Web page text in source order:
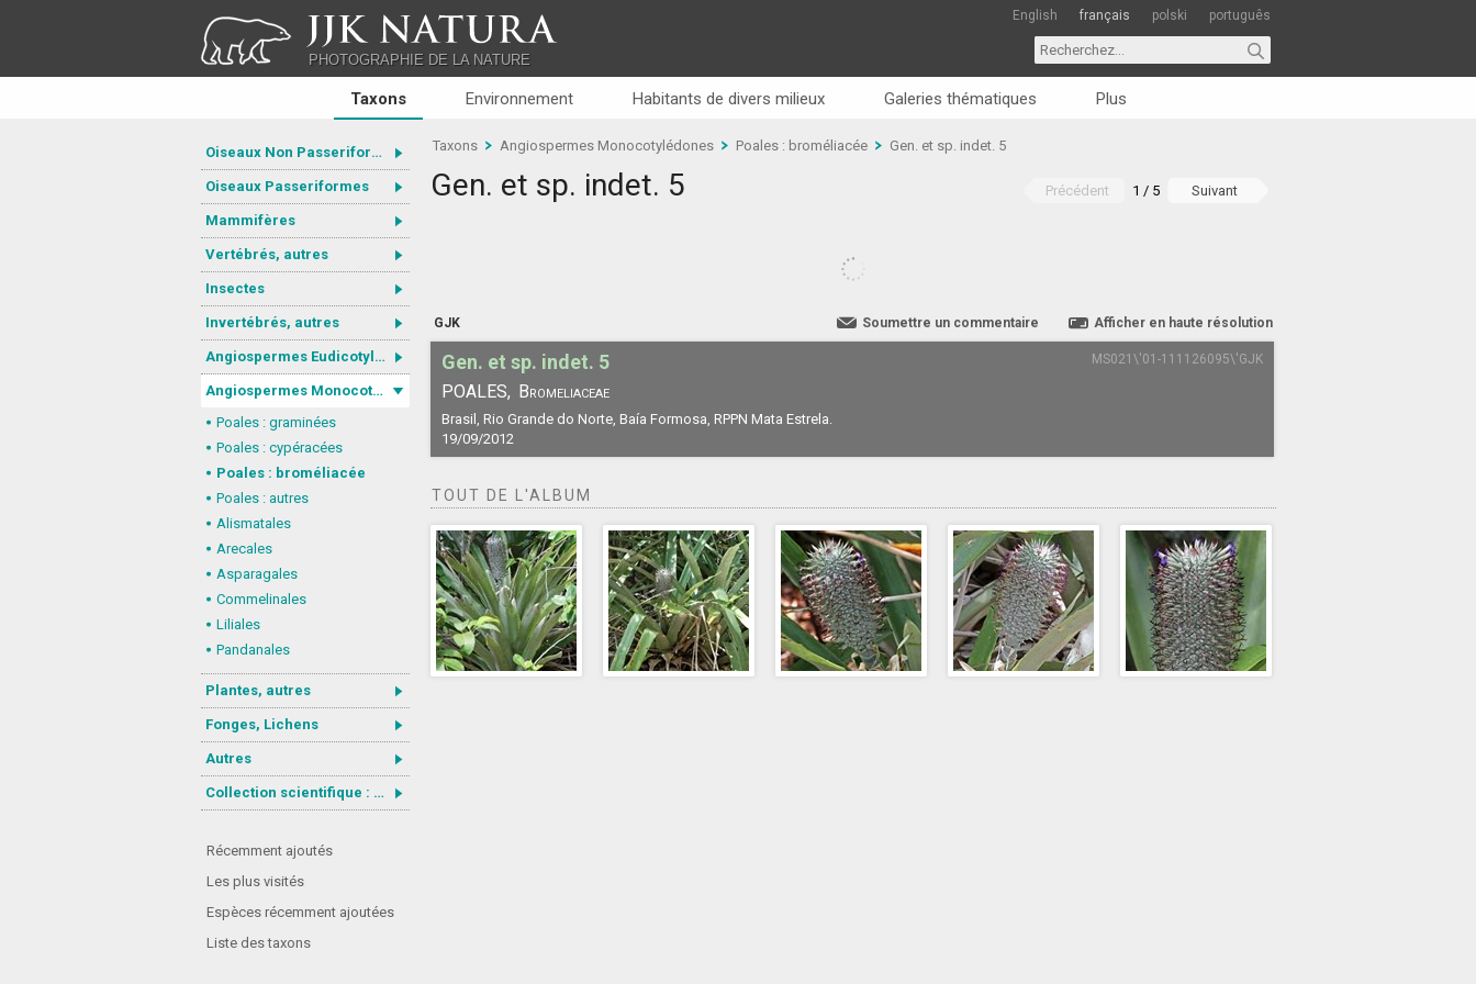
JJK NATURA
PHOTOGRAPHIE DE LA NATURE
English français polski português
Taxons Environnement Habitants de divers milieux Galeries thématiques Plus
Oiseaux Non Passeriformes
Oiseaux Passeriformes
Mammifères
Vertébrés, autres
Insectes
Invertébrés, autres
Angiospermes Eudicotylédones
Angiospermes Monocotylédones
Poales : graminées
Poales : cypéracées
Poales : broméliacée
Poales : autres
Alismatales
Arecales
Asparagales
Commelinales
Liliales
Pandanales
Plantes, autres
Fonges, Lichens
Autres
Collection scientifique : Gastrotricha
Récemment ajoutés
Les plus visités
Espèces récemment ajoutées
Liste des taxons
Taxons Angiospermes Monocotylédones Poales : broméliacée Gen. et sp. indet. 5
Gen. et sp. indet. 5 Précédent 1 / 5 Suivant
GJK Afficher en haute résolution
Soumettre un commentaire
Gen. et sp. indet. 5
POALES, Bromeliaceae
Brasil, Rio Grande do Norte, Baía Formosa, RPPN Mata Estrela.
19/09/2012
MS021\'01-111126095\'GJK
TOUT DE L'ALBUM